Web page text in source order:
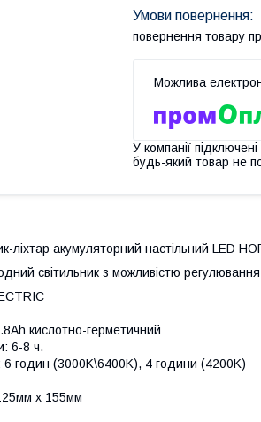
повернення товару
У компанії
будь-який товар не
ліхтар акумуляторний настільний LED
світильник з можливістю регулювання
кислотно-герметичний
6-8 ч.
6 годин (3000K\6400K), 4 години (4200K)
x 155мм